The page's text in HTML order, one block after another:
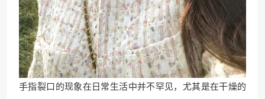
手指裂口的现象在日常生活中并不罕见，尤其是在干燥的